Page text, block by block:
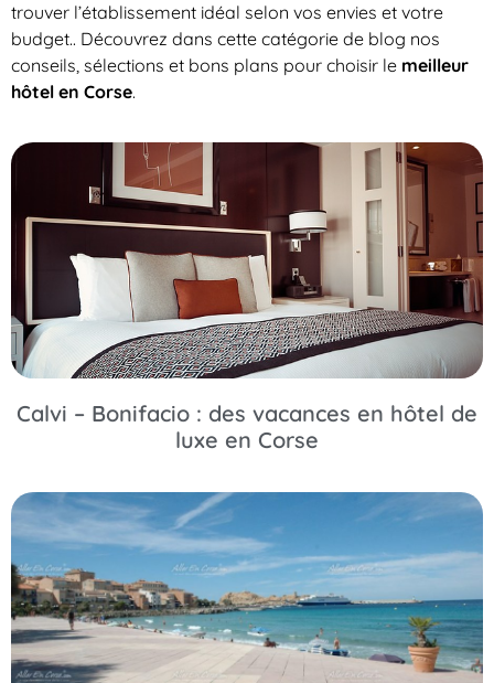
trouver l’établissement idéal selon vos envies et votre
budget.. Découvrez dans cette catégorie de blog nos
conseils, sélections et bons plans pour choisir le meilleur
hôtel en Corse.
Calvi – Bonifacio : des vacances en hôtel de
luxe en Corse